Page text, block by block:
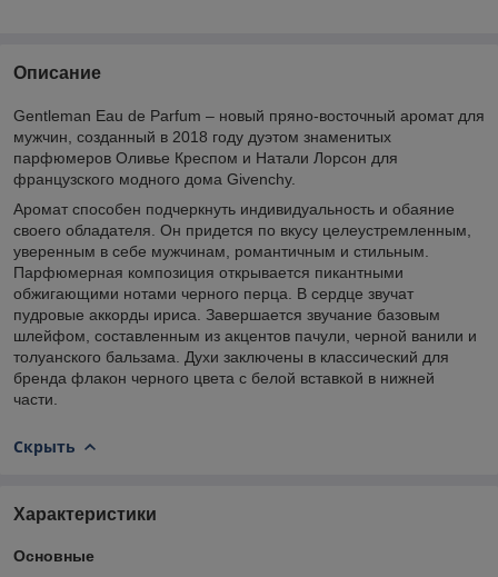
Описание
Gentleman Eau de Parfum – новый пряно-восточный аромат для
мужчин, созданный в 2018 году дуэтом знаменитых
парфюмеров Оливье Креспом и Натали Лорсон для
французского модного дома Givenchy.
Аромат способен подчеркнуть индивидуальность и обаяние
своего обладателя. Он придется по вкусу целеустремленным,
уверенным в себе мужчинам, романтичным и стильным.
Парфюмерная композиция открывается пикантными
обжигающими нотами черного перца. В сердце звучат
пудровые аккорды ириса. Завершается звучание базовым
шлейфом, составленным из акцентов пачули, черной ванили и
толуанского бальзама. Духи заключены в классический для
бренда флакон черного цвета с белой вставкой в нижней
части.
Скрыть
Характеристики
Основные